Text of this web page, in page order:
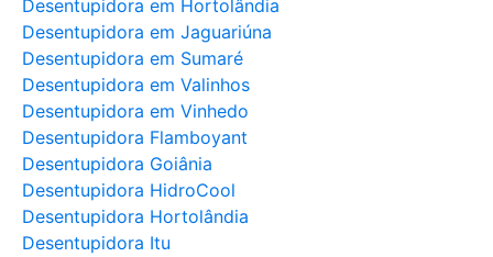
Desentupidora em Hortolândia
Desentupidora em Jaguariúna
Desentupidora em Sumaré
Desentupidora em Valinhos
Desentupidora em Vinhedo
Desentupidora Flamboyant
Desentupidora Goiânia
Desentupidora HidroCool
Desentupidora Hortolândia
Desentupidora Itu